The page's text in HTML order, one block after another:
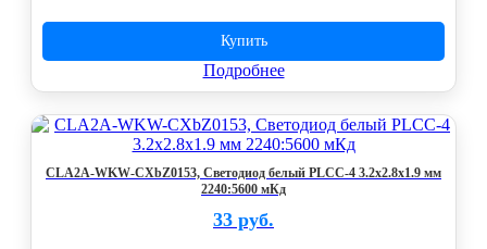
Купить
Подробнее
CLA2A-WKW-CXbZ0153, Светодиод белый PLCC-4 3.2x2.8x1.9 мм
2240:5600 мКд
33 руб.